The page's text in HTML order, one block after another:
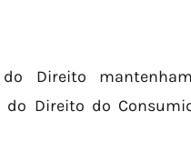
Direito
Direito do